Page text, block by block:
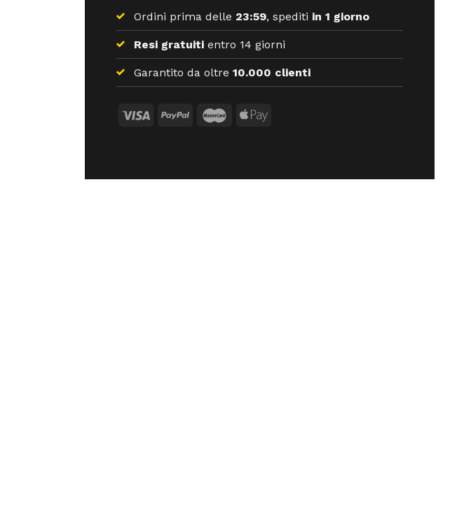
Ordini prima delle 23:59, spediti in 1 giorno
Resi gratuitientro 14 giorni
Garantito da oltre 10.000 clienti